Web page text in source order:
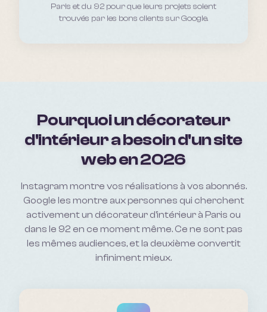
Paris et du 92 pour que leurs projets soient
trouvés par les bons clients sur Google.
Pourquoi un décorateur
d'intérieur a besoin d'un site
web en 2026
Instagram montre vos réalisations à vos abonnés.
Google les montre aux personnes qui cherchent
activement un décorateur d'intérieur à Paris ou
dans le 92 en ce moment même. Ce ne sont pas
les mêmes audiences, et la deuxième convertit
infiniment mieux.